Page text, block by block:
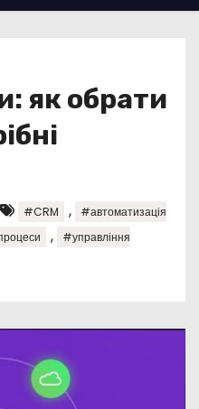
як обрати
#CRM ,
#автоматизація
,
#управління